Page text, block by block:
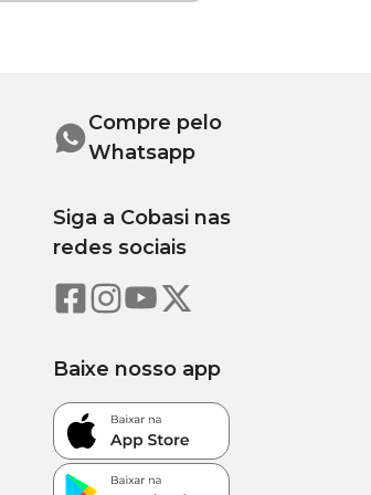
Compre pelo
Whatsapp
Siga a Cobasi nas
redes sociais
Baixe nosso app